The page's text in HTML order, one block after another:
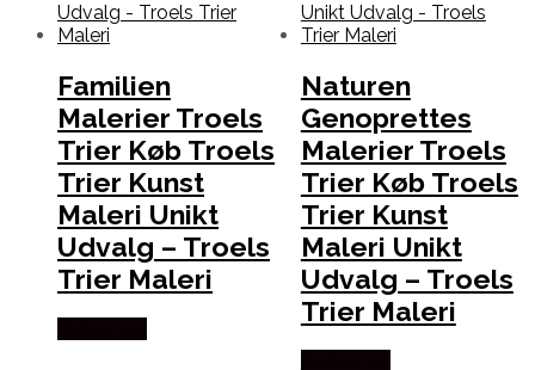
Familien
Malerier Troels
Trier Køb Troels
Trier Kunst
Maleri Unikt
Udvalg – Troels
Trier Maleri
Naturen
Genoprettes
Malerier Troels
Trier Køb Troels
Trier Kunst
Maleri Unikt
Udvalg – Troels
Trier Maleri